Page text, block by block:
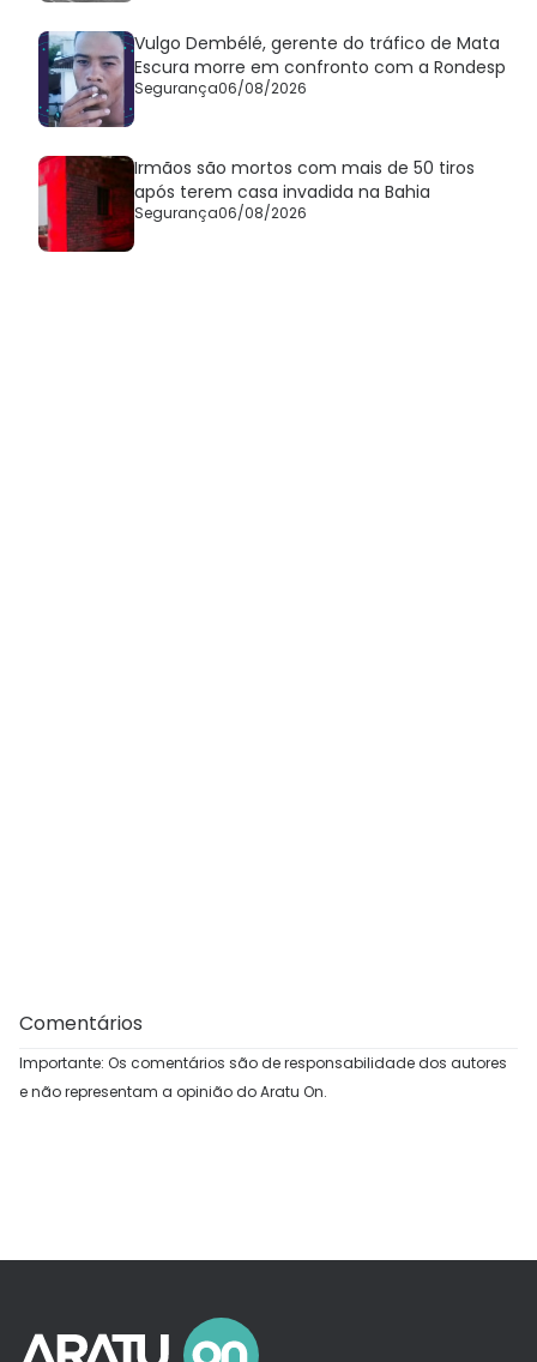
Vulgo Dembélé, gerente do tráfico de Mata
Escura morre em confronto com a Rondesp
Segurança06/08/2026
Irmãos são mortos com mais de 50 tiros
após terem casa invadida na Bahia
Segurança06/08/2026
Comentários
Importante: Os comentários são de responsabilidade dos autores
e não representam a opinião do Aratu On.